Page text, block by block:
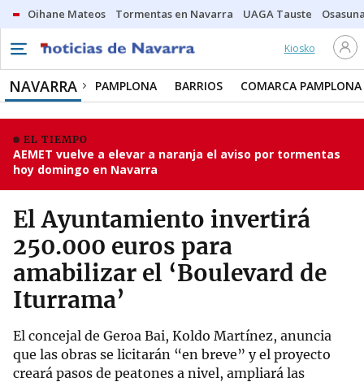
Oihane Mateos Tormentas en Navarra UAGA Tauste
Kiosko
NAVARRA PAMPLONA BARRIOS COMARCA PAMPLONA
EL TIEMPO
AEMET vuelve a elevar a naranja el aviso por tormentas
hoy domingo en Navarra
El Ayuntamiento invertirá
250.000 euros para
amabilizar el ‘Boulevard de
Iturrama’
El concejal de Geroa Bai, Koldo Martínez, anuncia
que las obras se licitarán “en breve” y el proyecto
creará pasos de peatones a nivel, ampliará las